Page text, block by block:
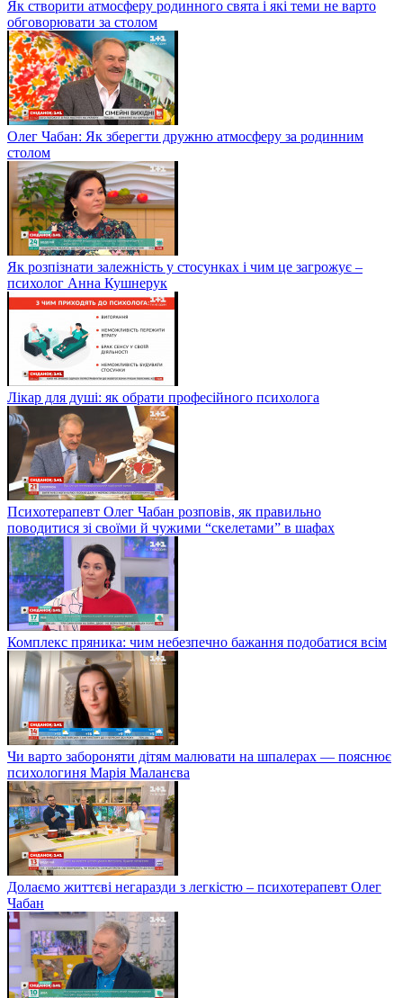
Як створити атмосферу родинного свята і які теми не варто
обговорювати за столом
Олег Чабан: Як зберегти дружню атмосферу за родинним
столом
Як розпізнати залежність у стосунках і чим це загрожує –
психолог Анна Кушнерук
Лікар для душі: як обрати професійного психолога
Психотерапевт Олег Чабан розповів, як правильно
поводитися зі своїми й чужими “скелетами” в шафах
Комплекс пряника: чим небезпечно бажання подобатися всім
Чи варто забороняти дітям малювати на шпалерах — пояснює
психологиня Марія Маланєва
Долаємо життєві негаразди з легкістю – психотерапевт Олег
Чабан